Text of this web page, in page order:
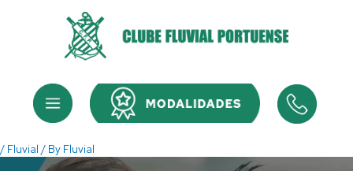
Menu Menu
/ Fluvial / By Fluvial